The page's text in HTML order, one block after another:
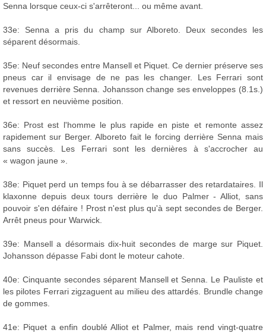
Senna lorsque ceux-ci s'arrêteront... ou même avant.
33e: Senna a pris du champ sur Alboreto. Deux secondes les
séparent désormais.
35e: Neuf secondes entre Mansell et Piquet. Ce dernier préserve ses
pneus car il envisage de ne pas les changer. Les Ferrari sont
revenues derrière Senna. Johansson change ses enveloppes (8.1s.)
et ressort en neuvième position.
36e: Prost est l'homme le plus rapide en piste et remonte assez
rapidement sur Berger. Alboreto fait le forcing derrière Senna mais
sans succès. Les Ferrari sont les dernières à s'accrocher au
« wagon jaune ».
38e: Piquet perd un temps fou à se débarrasser des retardataires. Il
klaxonne depuis deux tours derrière le duo Palmer - Alliot, sans
pouvoir s'en défaire ! Prost n'est plus qu'à sept secondes de Berger.
Arrêt pneus pour Warwick.
39e: Mansell a désormais dix-huit secondes de marge sur Piquet.
Johansson dépasse Fabi dont le moteur cahote.
40e: Cinquante secondes séparent Mansell et Senna. Le Pauliste et
les pilotes Ferrari zigzaguent au milieu des attardés. Brundle change
de gommes.
41e: Piquet a enfin doublé Alliot et Palmer, mais rend vingt-quatre